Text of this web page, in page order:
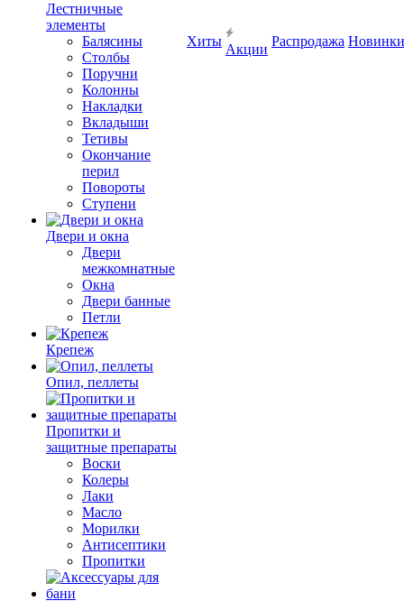
Лестничные
элементы
Балясины
Столбы
Поручни
Колонны
Накладки
Вкладыши
Тетивы
Окончание
перил
Повороты
Ступени
Двери и окна
Двери
межкомнатные
Окна
Двери банные
Петли
Крепеж
Опил, пеллеты
Пропитки и
защитные препараты
Воски
Колеры
Лаки
Масло
Морилки
Антисептики
Пропитки
Хиты
Акции
Распродажа Новинки